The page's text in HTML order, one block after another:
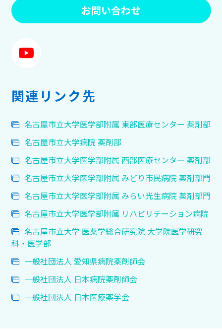
お問い合わせ
関連リンク先
名古屋市立大学医学部附属 東部医療センター 薬剤部
名古屋市立大学病院 薬剤部
名古屋市立大学医学部附属 西部医療センター 薬剤部
名古屋市立大学医学部附属 みどり市民病院 薬剤部門
名古屋市立大学医学部附属 みらい光生病院 薬剤部門
名古屋市立大学医学部附属 リハビリテーション病院
名古屋市立大学 医薬学総合研究院 大学院医学研究
科・医学部
一般社団法人 愛知県病院薬剤師会
一般社団法人 日本病院薬剤師会
一般社団法人 日本医療薬学会